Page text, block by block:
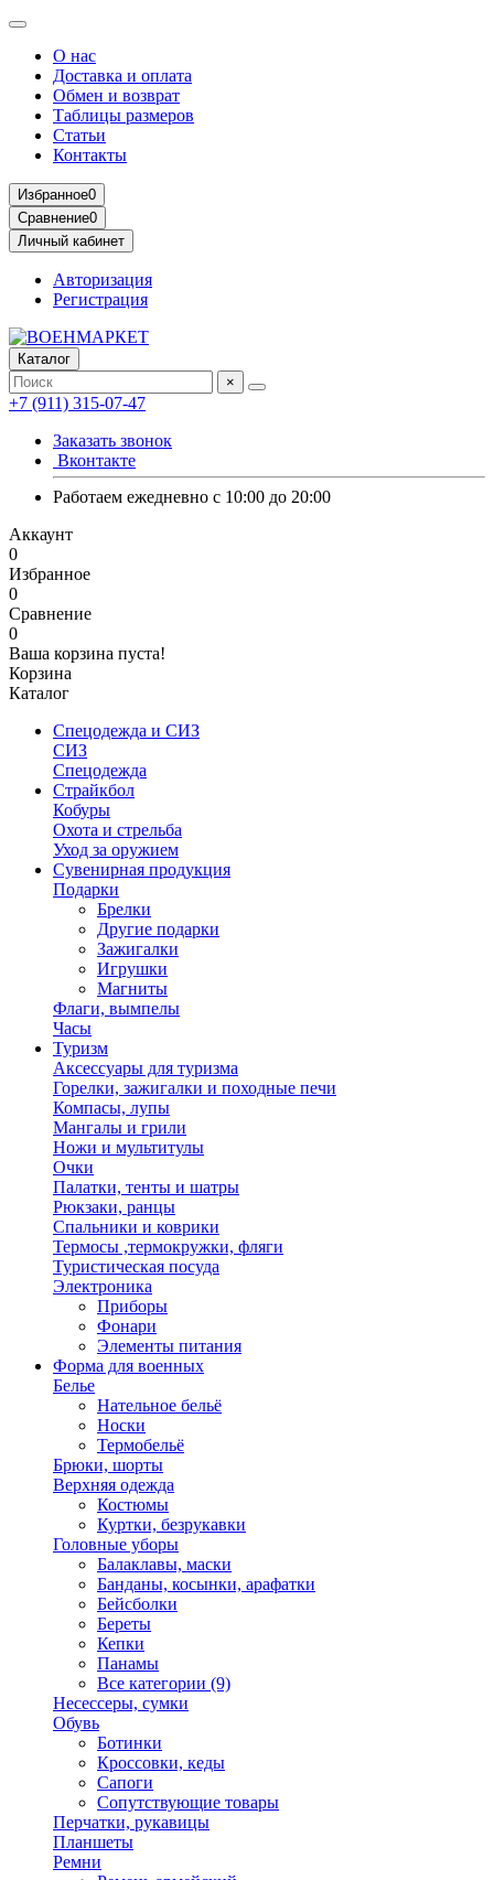
О нас
Доставка и оплата
Обмен и возврат
Таблицы размеров
Статьи
Контакты
Избранное0
Сравнение0
Личный кабинет
Авторизация
Регистрация
Каталог
×
+7 (911) 315-07-47
Заказать звонок
Вконтакте
Работаем ежедневно с 10:00 до 20:00
Аккаунт
0
Избранное
0
Сравнение
0
Ваша корзина пуста!
Корзина
Каталог
Спецодежда и СИЗ
СИЗ
Спецодежда
Страйкбол
Кобуры
Охота и стрельба
Уход за оружием
Сувенирная продукция
Подарки
Брелки
Другие подарки
Зажигалки
Игрушки
Магниты
Флаги, вымпелы
Часы
Туризм
Аксессуары для туризма
Горелки, зажигалки и походные печи
Компасы, лупы
Мангалы и грили
Ножи и мультитулы
Очки
Палатки, тенты и шатры
Рюкзаки, ранцы
Спальники и коврики
Термосы ,термокружки, фляги
Туристическая посуда
Электроника
Приборы
Фонари
Элементы питания
Форма для военных
Белье
Нательное бельё
Носки
Термобельё
Брюки, шорты
Верхняя одежда
Костюмы
Куртки, безрукавки
Головные уборы
Балаклавы, маски
Банданы, косынки, арафатки
Бейсболки
Береты
Кепки
Панамы
Все категории (9)
Несессеры, сумки
Обувь
Ботинки
Кроссовки, кеды
Сапоги
Сопутствующие товары
Перчатки, рукавицы
Планшеты
Ремни